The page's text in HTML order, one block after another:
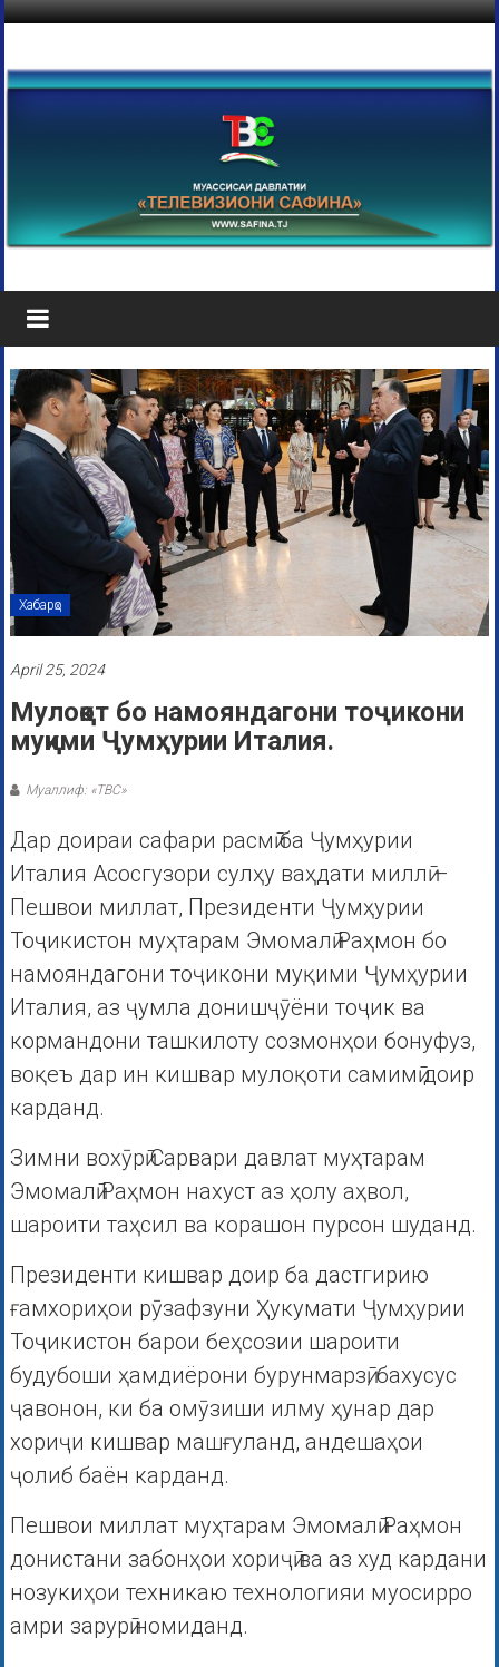
Хабарҳо
April 25, 2024
Мулоқот бо намояндагони тоҷикони
муқими Ҷумҳурии Италия.
Муаллиф: «ТВС»
Дар доираи сафари расмӣ ба Ҷумҳурии
Италия Асосгузори сулҳу ваҳдати миллӣ –
Пешвои миллат, Президенти Ҷумҳурии
Тоҷикистон муҳтарам Эмомалӣ Раҳмон бо
намояндагони тоҷикони муқими Ҷумҳурии
Италия, аз ҷумла донишҷӯёни тоҷик ва
кормандони ташкилоту созмонҳои бонуфуз,
воқеъ дар ин кишвар мулоқоти самимӣ доир
карданд.
Зимни вохӯрӣ Сарвари давлат муҳтарам
Эмомалӣ Раҳмон нахуст аз ҳолу аҳвол,
шароити таҳсил ва корашон пурсон шуданд.
Президенти кишвар доир ба дастгирию
ғамхориҳои рӯзафзуни Ҳукумати Ҷумҳурии
Тоҷикистон барои беҳсозии шароити
будубоши ҳамдиёрони бурунмарзӣ, бахусус
ҷавонон, ки ба омӯзиши илму ҳунар дар
хориҷи кишвар машғуланд, андешаҳои
ҷолиб баён карданд.
Пешвои миллат муҳтарам Эмомалӣ Раҳмон
донистани забонҳои хориҷӣ ва аз худ кардани
нозукиҳои техникаю технологияи муосирро
амри зарурӣ номиданд.